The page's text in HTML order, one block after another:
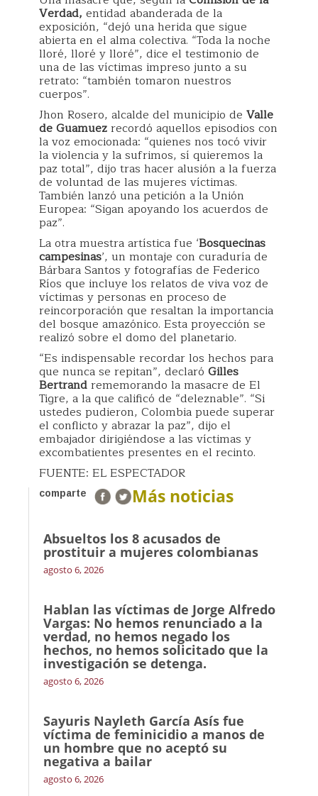
Verdad, entidad abanderada de la
exposición, “dejó una herida que sigue
abierta en el alma colectiva. “Toda la noche
lloré, lloré y lloré”, dice el testimonio de
una de las víctimas impreso junto a su
retrato: “también tomaron nuestros
cuerpos”.
Jhon Rosero, alcalde del municipio de Valle
de Guamuezrecordó aquellos episodios con
la voz emocionada: “quienes nos tocó vivir
la violencia y la sufrimos, sí quieremos la
paz total”, dijo tras hacer alusión a la fuerza
de voluntad de las mujeres víctimas.
También lanzó una petición a la Unión
Europea: “Sigan apoyando los acuerdos de
paz”.
La otra muestra artística fue ‘Bosquecinas
campesinas’, un montaje con curaduría de
Bárbara Santos y fotografías de Federico
Ríos que incluye los relatos de viva voz de
víctimas y personas en proceso de
reincorporación que resaltan la importancia
del bosque amazónico. Esta proyección se
realizó sobre el domo del planetario.
“Es indispensable recordar los hechos para
que nunca se repitan”, declaró Gilles
Bertrandrememorando la masacre de El
Tigre, a la que calificó de “deleznable”. “Si
ustedes pudieron, Colombia puede superar
el conflicto y abrazar la paz”, dijo el
embajador dirigiéndose a las víctimas y
excombatientes presentes en el recinto.
FUENTE: EL ESPECTADOR
comparte Más noticias
Absueltos los 8 acusados de
prostituir a mujeres colombianas
agosto 6, 2026
Hablan las víctimas de Jorge Alfredo
Vargas: No hemos renunciado a la
verdad, no hemos negado los
hechos, no hemos solicitado que la
investigación se detenga.
agosto 6, 2026
Sayuris Nayleth García Asís fue
víctima de feminicidio a manos de
un hombre que no aceptó su
negativa a bailar
agosto 6, 2026